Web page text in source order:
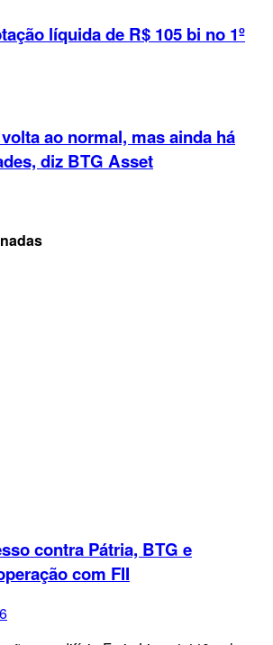
líquida de R$ 105 bi no 1º
ao normal, mas ainda há
diz BTG Asset
contra Pátria, BTG e
com FII